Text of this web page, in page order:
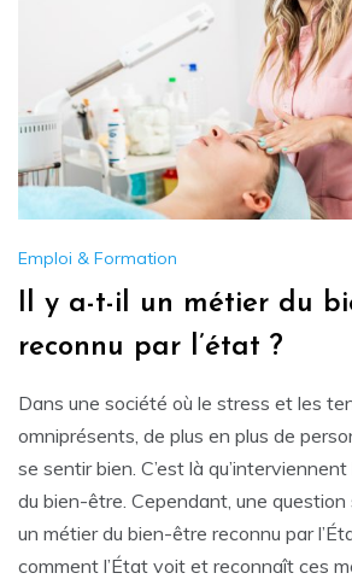
Emploi & Formation
Il y a-t-il un métier du
reconnu par l’état ?
Dans une société où le stress et les
omniprésents, de plus en plus de
se sentir bien. C’est là
du bien-être. Cependant, une
un métier du bien-être reconnu par
comment l’État voit et reconnaît ces